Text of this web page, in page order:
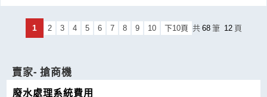
1 2 3 4 5 6 7 8 9 10 下10頁 共 68 筆 12 頁
賣家- 搶商機
廢水處理系統費用